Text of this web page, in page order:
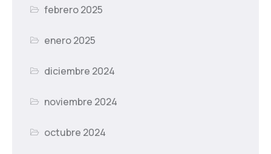
febrero 2025
enero 2025
diciembre 2024
noviembre 2024
octubre 2024